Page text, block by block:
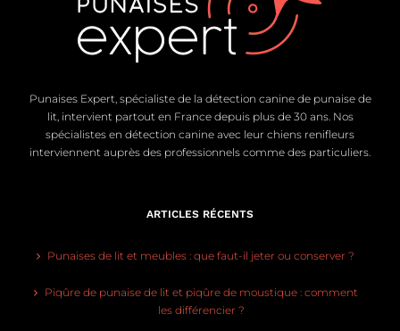
Punaises Expert, spécialiste de la détection canine de punaise de
lit, intervient partout en France depuis plus de 30 ans. Nos
spécialistes en détection canine avec leur chiens renifleurs
interviennent auprès des professionnels comme des particuliers.
ARTICLES RÉCENTS
Punaises de lit et meubles : que faut-il jeter ou conserver ?
Piqûre de punaise de lit et piqûre de moustique : comment
les différencier ?